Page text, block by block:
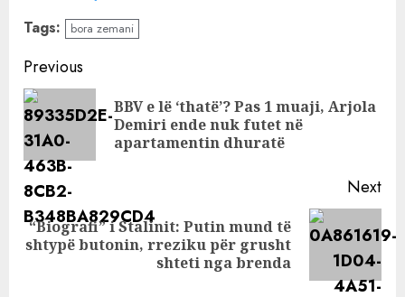
humbisni durimin,
horoskopi ditor
Tags: bora zemani
Continue
Reading
Previous
BBV e lë ‘thatë’? Pas 1 muaji, Arjola
Demiri ende nuk futet në
apartamentin dhuratë
Next
Next
“Biografi” i Stalinit: Putin mund të
shtypë butonin, rreziku për grusht
shteti nga brenda